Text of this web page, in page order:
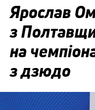
Ярослав
з
на
з дзюдо